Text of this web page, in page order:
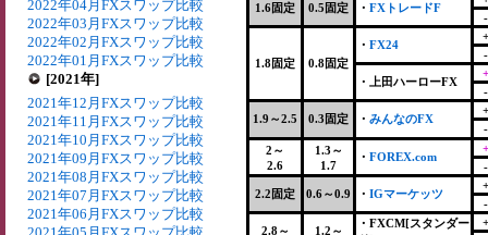
2022年04月FXスワップ比較
2022年03月FXスワップ比較
2022年02月FXスワップ比較
2022年01月FXスワップ比較
[2021年]
2021年12月FXスワップ比較
2021年11月FXスワップ比較
2021年10月FXスワップ比較
2021年09月FXスワップ比較
2021年08月FXスワップ比較
2021年07月FXスワップ比較
2021年06月FXスワップ比較
1.6固定 0.5固定 ・ FXトレードF
1.8固定 0.8固定
・ FX24
・上田ハーローFX
1.9～2.5 0.3固定 ・ みんなのFX
2～
2.6
1.3～
1.7
・ FOREX.com
2.2固定 0.6～0.9 ・ IGマーケッツ
2.8～ 1.2～
・FXCM[スタンダー